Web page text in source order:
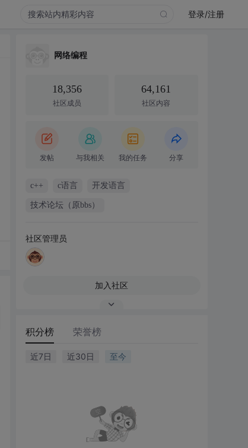
登录/注册
网络编程
18,356
社区成员
64,161
社区内容
发帖 与我相关 我的任务 分享
c++ c语言 开发语言
技术论坛（原bbs）
社区管理员
加入社区
积分榜 荣誉榜
近7日 近30日 至今